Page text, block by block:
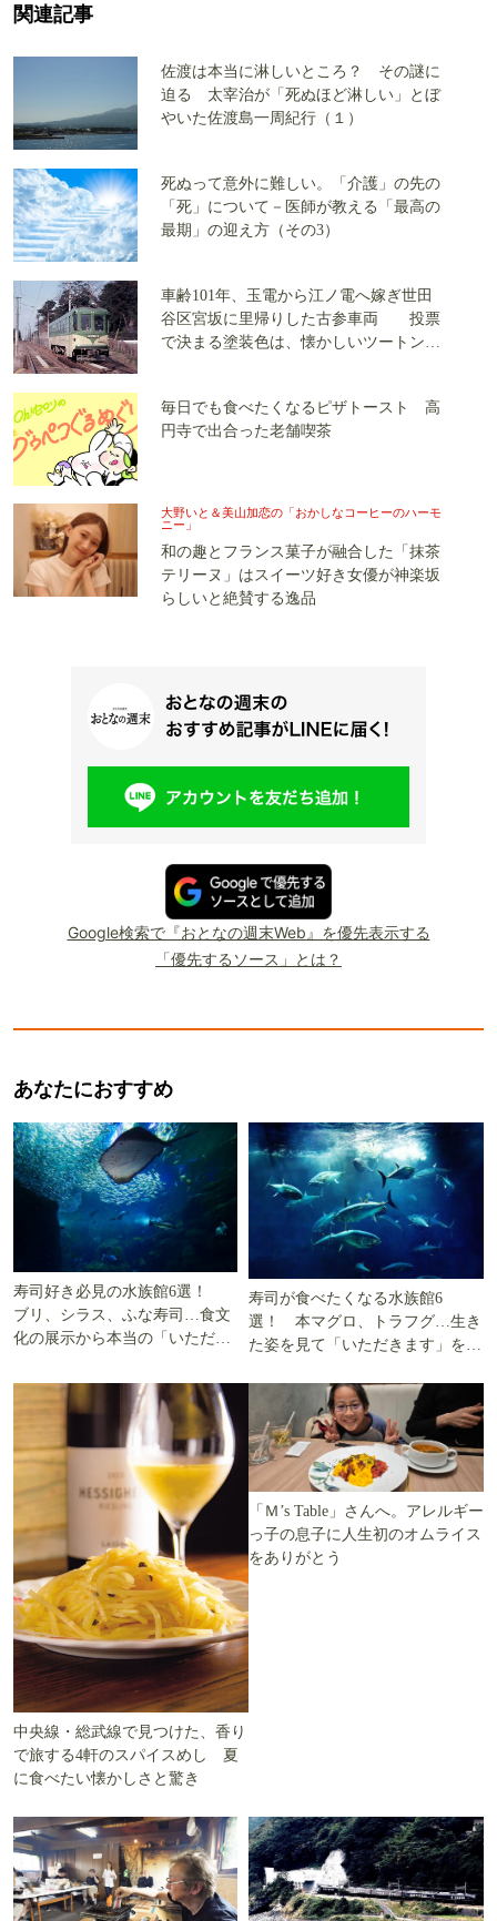
関連記事
佐渡は本当に淋しいところ？ その謎に
迫る 太宰治が「死ぬほど淋しい」とぼ
やいた佐渡島一周紀行（１）
死ぬって意外に難しい。「介護」の先の
「死」について－医師が教える「最高の
最期」の迎え方（その3）
車齢101年、玉電から江ノ電へ嫁ぎ世田
谷区宮坂に里帰りした古参車両 投票
で決まる塗装色は、懐かしいツートンカ
毎日でも食べたくなるピザトースト 高
円寺で出合った老舗喫茶
大野いと＆美山加恋の「おかしなコーヒーのハーモ
ニー」
和の趣とフランス菓子が融合した「抹茶
テリーヌ」はスイーツ好き女優が神楽坂
らしいと絶賛する逸品
Google検索で『おとなの週末Web』を優先表示する
「優先するソース」とは？
あなたにおすすめ
寿司好き必見の水族館6選！
ブリ、シラス、ふな寿司…食文
化の展示から本当の「いただき
寿司が食べたくなる水族館6
選！ 本マグロ、トラフグ…生き
た姿を見て「いただきます」を考
中央線・総武線で見つけた、香り
で旅する4軒のスパイスめし 夏
に食べたい懐かしさと驚き
「Ｍ’s Table」さんへ。アレルギー
っ子の息子に人生初のオムライス
をありがとう